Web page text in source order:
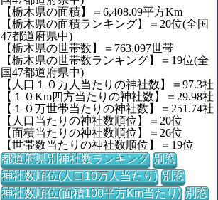
【栃木県の面積】＝6,408.09平方Km
【栃木県の面積ランキング】＝20位(全国
47都道府県中)
【栃木県の世帯数】＝763,097世帯
【栃木県の世帯数ランキング】＝19位(全
国47都道府県中)
【人口１０万人当たりの神社数】＝97.3社
【１０Km四方当たりの神社数】＝29.98社
【１０万世帯当たりの神社数】＝251.74社
【人口当たりの神社数順位】＝20位
【面積当たりの神社数順位】＝26位
【世帯数当たりの神社数順位】＝19位
都道府県別神社数ランキング 別窓
神社数順位(人口10万人当たり) 別窓
神社数順位(面積100平方Km当たり) 別窓